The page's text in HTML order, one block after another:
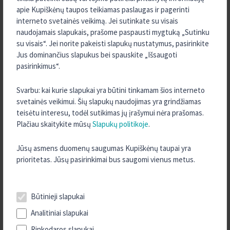
apie Kupiškėnų taupos teikiamas paslaugas ir pagerinti
interneto svetainės veikimą. Jei sutinkate su visais
naudojamais slapukais, prašome paspausti mygtuką „Sutinku
su visais“. Jei norite pakeisti slapukų nustatymus, pasirinkite
Jus dominančius slapukus bei spauskite „Išsaugoti
pasirinkimus“.
Svarbu: kai kurie slapukai yra būtini tinkamam šios interneto
svetainės veikimui. Šių slapukų naudojimas yra grindžiamas
teisėtu interesu, todėl sutikimas jų įrašymui nėra prašomas.
Plačiau skaitykite mūsų Slapukų politikoje.
Jūsų asmens duomenų saugumas Kupiškėnų taupai yra
prioritetas. Jūsų pasirinkimai bus saugomi vienus metus.
Būtinieji slapukai
Analitiniai slapukai
2024 m. Rugsėjis
2024 m. Rugpjūtis
2024 m. Liepa
2024 m. Gegužė
2024 m. Balandis
2023 m. Rugpjūtis
2023 m. Vasaris
2023 m. Sausis
2022 m. Spalis
2022 m. Birželis
2022 m. Gegužė